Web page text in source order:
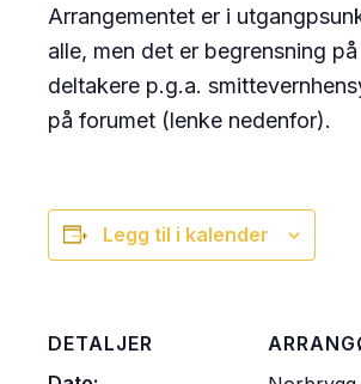
Arrangementet er i
alle, men det er begrensning
deltakere p.g.a.
på forumet (lenke nedenfor).
Legg til i kalender
DETALJER